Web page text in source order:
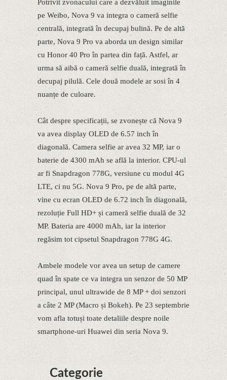
Potrivit zvonacului care a dezvăluit imaginile
pe Weibo, Nova 9 va integra o cameră selfie
centrală, integrată în decupaj bulină. Pe de altă
parte, Nova 9 Pro va aborda un design similar
cu Honor 40 Pro în partea din față. Astfel, ar
urma să aibă o cameră selfie duală, integrată în
decupaj pilulă. Cele două modele ar sosi în 4
nuanțe de culoare.
Cât despre specificații, se zvonește că Nova 9
va avea display OLED de 6.57 inch în
diagonală. Camera selfie ar avea 32 MP, iar o
baterie de 4300 mAh se află la interior. CPU-ul
ar fi Snapdragon 778G, versiune cu modul 4G
LTE, ci nu 5G. Nova 9 Pro, pe de altă parte,
vine cu ecran OLED de 6.72 inch în diagonală,
rezoluție Full HD+ și cameră selfie duală de 32
MP. Bateria are 4000 mAh, iar la interior
regăsim tot cipsetul Snapdragon 778G 4G.
Ambele modele vor avea un setup de camere
quad în spate ce va integra un senzor de 50 MP
principal, unul ultrawide de 8 MP + doi senzori
a câte 2 MP (Macro și Bokeh). Pe 23 septembrie
vom afla totuși toate detaliile despre noile
smartphone-uri Huawei din seria Nova 9.
Categorie